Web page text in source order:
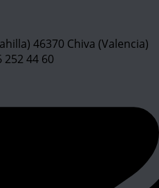
46370 Chiva (Valencia)
252 44 60